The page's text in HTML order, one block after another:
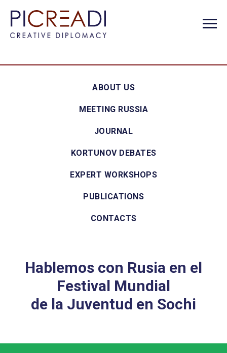
ABOUT US
MEETING RUSSIA
JOURNAL
KORTUNOV DEBATES
EXPERT WORKSHOPS
PUBLICATIONS
CONTACTS
Hablemos con Rusia en el
Festival Mundial
de la Juventud en Sochi